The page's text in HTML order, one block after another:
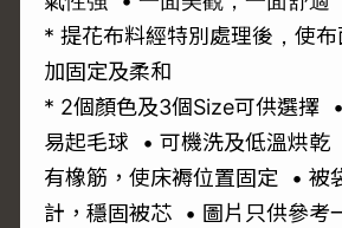
* 提花布料經特別處理後，使
加固定及柔和
* 2個顏色及3個Size可供選擇
易起毛球 • 可機洗及低溫烘乾
有橡筋，使床褥位置固定 • 被
計，穩固被芯 • 圖片只供參考